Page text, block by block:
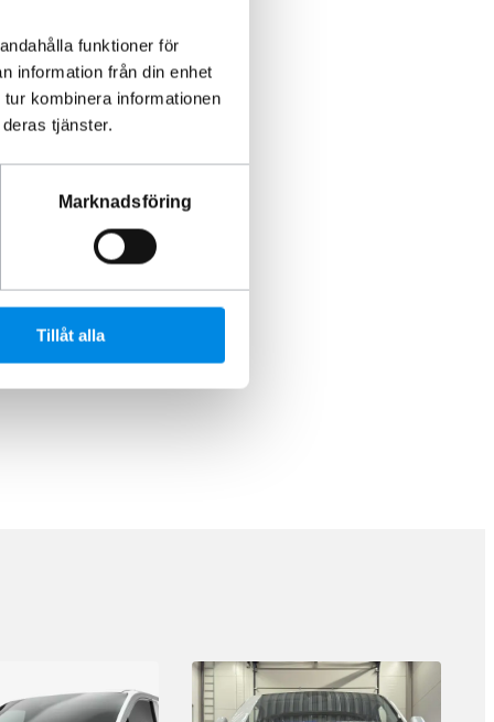
funktioner för
information från din enhet
kombinera informationen
tjänster.
Marknadsföring
Tillåt alla